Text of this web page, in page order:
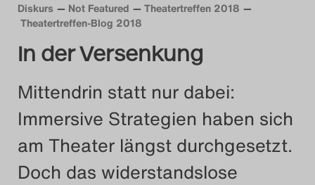
Das Theatertreffen-
Das Theatertreffen-
Das Theatertreffen-
Das Theatertreffen-
Das Theatertreffen-
Diskurs Not Featured
Theatertreffen 2018
Theatertreffen-Blog 2018
In der Versenkung
Mittendrin statt nur dabei:
Immersive Strategien haben sich
am Theater längst durchgesetzt.
Doch das widerstandslose